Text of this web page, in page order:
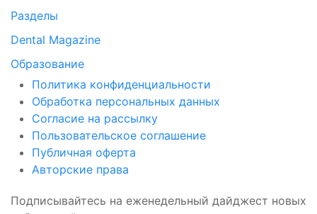
Разделы
Dental Magazine
Образование
Политика конфиденциальности
Обработка персональных данных
Согласие на рассылку
Пользовательское соглашение
Публичная оферта
Авторские права
Подписывайтесь на еженедельный дайджест новых